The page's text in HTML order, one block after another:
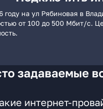
году на ул Рябиновая в
от 100 до 500 Мбит/с.
задаваемые
интернет-